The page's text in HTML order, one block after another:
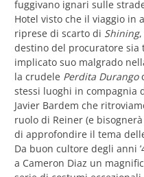
fuggivano ignari sulle
Hotel visto che il viaggio in
riprese di scarto di Shining
destino del procuratore sia
implicato suo malgrado
la crudele Perdita Durango
stessi luoghi in compagnia
Javier Bardem che
ruolo di Reiner (e
di approfondire il tema
Da buon cultore degli anni
a Cameron Diaz un